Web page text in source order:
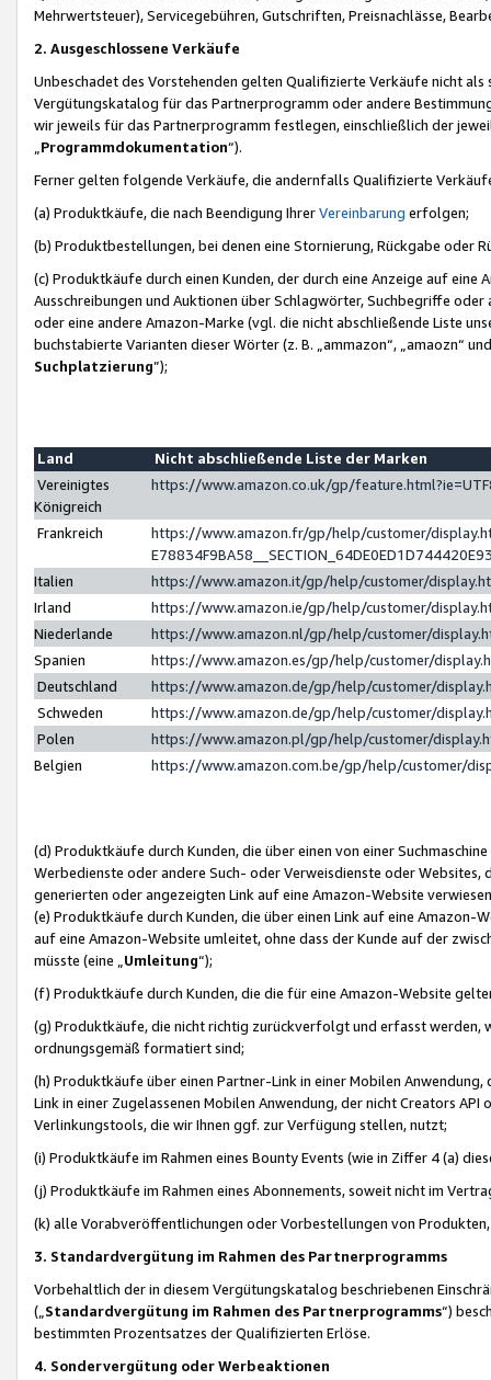
Mehrwertsteuer), Servicegebühren, Gutschriften, Preisnachlässe,
2. Ausgeschlossene Verkäufe
Unbeschadet des Vorstehenden gelten Qualifizierte Verkäufe nicht
Vergütungskatalog für das Partnerprogramm oder andere
wir jeweils für das Partnerprogramm festlegen, einschließlich der
Programmdokumentation“).
Ferner gelten folgende Verkäufe, die andernfalls Qualifizierte
(a) Produktkäufe, die nach Beendigung IhrerVereinbarung erfolgen;
(b) Produktbestellungen, bei denen eine Stornierung, Rückgabe oder
(c) Produktkäufe durch einen Kunden, der durch eine Anzeige auf
Ausschreibungen und Auktionen über Schlagwörter, Suchbegriffe
oder eine andere Amazon-Marke (vgl. die nicht abschließende Liste
buchstabierte Varianten dieser Wörter (z. B. „ammazon“, „amaozn“
Suchplatzierung”);
Land
Nicht abschließende Liste der Marken
Vereinigtes
Königreich
https://www.amazon.co.uk/gp/
Frankreich
https://www.amazon.fr/gp/help/customer/
Italien
https://www.amazon.it/gp/help/customer/
Irland
https://www.amazon.ie/gp/help/customer/
Niederlande
https://www.amazon.nl/gp/help/customer/
Spanien
https://www.amazon.es/gp/help/customer/
Deutschland
https://www.amazon.de/gp/help/customer/
Schweden
https://www.amazon.de/gp/help/customer/
Polen
https://www.amazon.pl/gp/help/customer/
Belgien
https://www.amazon.com.be/gp/help/customer/
(d) Produktkäufe durch Kunden, die über einen von einer
Werbedienste oder andere Such- oder Verweisdienste oder Websites,
generierten oder angezeigten Link auf eine Amazon-Website
(e) Produktkäufe durch Kunden, die über einen Link auf eine
auf eine Amazon-Website umleitet, ohne dass der Kunde auf der
müsste (eine „ Umleitung“);
(f) Produktkäufe durch Kunden, die die für eine Amazon-Website
(g) Produktkäufe, die nicht richtig zurückverfolgt und erfasst werden,
ordnungsgemäß formatiert sind;
(h) Produktkäufe über einen Partner-Link in einer Mobilen
Link in einer Zugelassenen Mobilen Anwendung, der nicht Creators
Verlinkungstools, die wir Ihnen ggf. zur Verfügung stellen, nutzt;
(i) Produktkäufe im Rahmen eines Bounty Events (wie in Ziffer 4 (a)
(j) Produktkäufe im Rahmen eines Abonnements, soweit nicht im
(k) alle Vorabveröffentlichungen oder Vorbestellungen von
3. Standardvergütung im Rahmen des Partnerprogramms
Vorbehaltlich der in diesem Vergütungskatalog beschriebenen
(„ Standardvergütung im Rahmen des Partnerprogramms“)
bestimmten Prozentsatzes der Qualifizierten Erlöse.
4. Sondervergütung oder Werbeaktionen